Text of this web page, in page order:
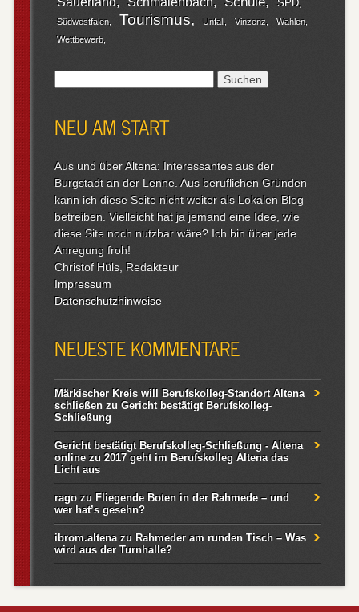
SPD
Südwestfalen Tourismus Unfall Vinzenz
Wahlen
Wettbewerb
NEU AM START
Aus und über Altena: Interessantes aus der
Burgstadt an der Lenne. Aus beruflichen Gründen
kann ich diese Seite nicht weiter als Lokalen Blog
betreiben. Vielleicht hat ja jemand eine Idee, wie
diese Site noch nutzbar wäre? Ich bin über jede
Anregung froh!
Christof Hüls, Redakteur
Impressum
Datenschutzhinweise
NEUESTE KOMMENTARE
Märkischer Kreis will Berufskolleg-Standort Altena
schließenzuGericht bestätigt Berufskolleg-
Schließung
Gericht bestätigt Berufskolleg-Schließung - Altena
onlinezu2017 geht im Berufskolleg Altena das
Licht aus
ragozu Fliegende Boten in der Rahmede – und
wer hat’s gesehn?
ibrom.altenazu Rahmeder am runden Tisch – Was
wird aus der Turnhalle?